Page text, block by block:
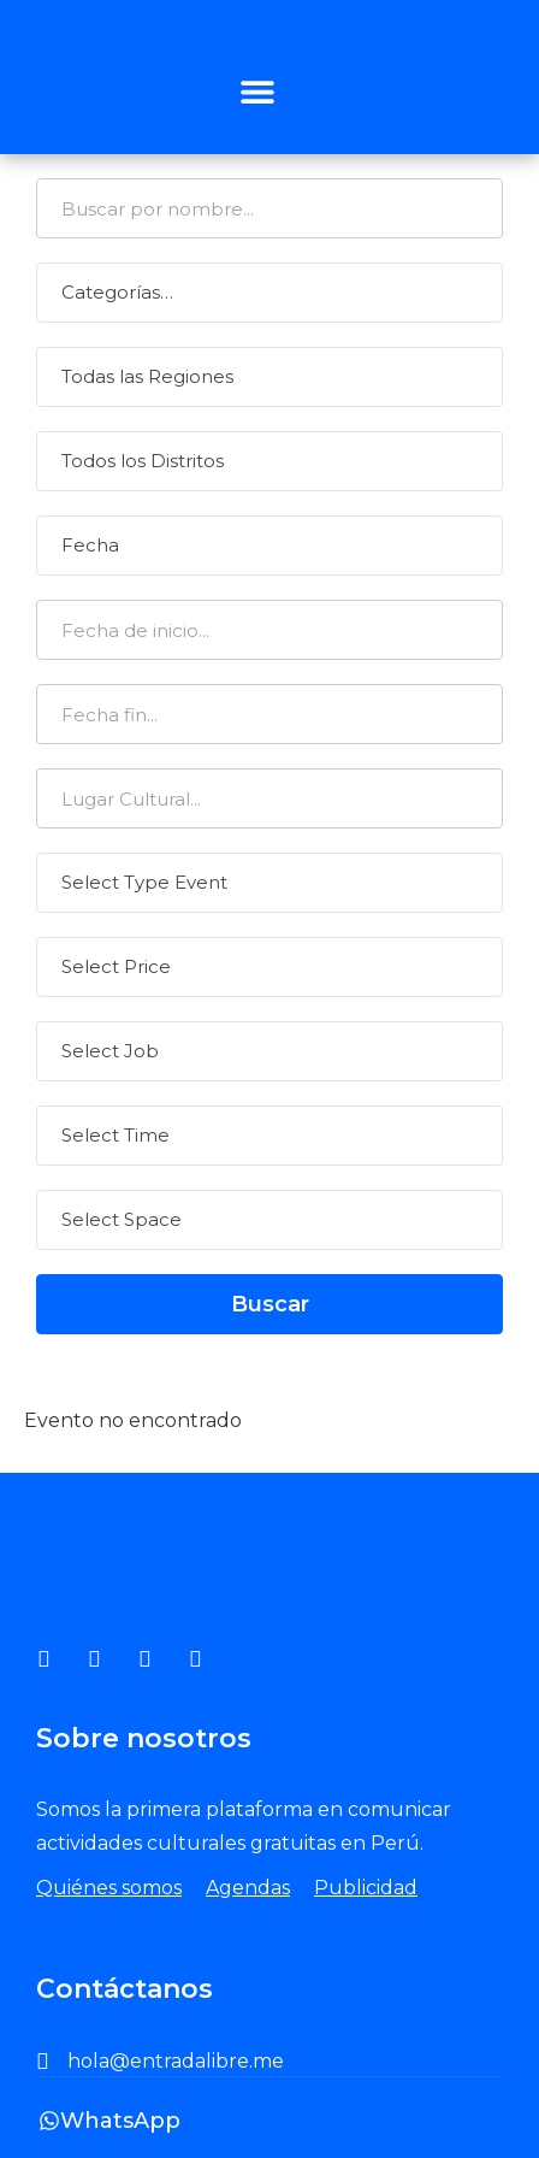
Evento no encontrado
Sobre nosotros
Somos la primera plataforma en comunicar
actividades culturales gratuitas en Perú.
Quiénes somos
Agendas Publicidad
Contáctanos
hola@entradalibre.me
WhatsApp